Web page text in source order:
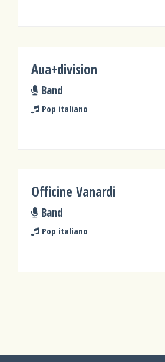
Aua+division
Band
Pop italiano
Officine Vanardi
Band
Pop italiano